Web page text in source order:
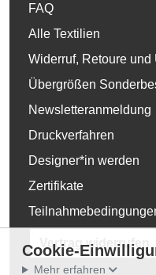
FAQ
Alle Textilien
Widerruf, Retoure und
Übergrößen
Newsletteranmeldung
Druckverfahren
Designer*in werden
Zertifikate
Vertrag widerrufen
Cookie-
Mehr erfahren